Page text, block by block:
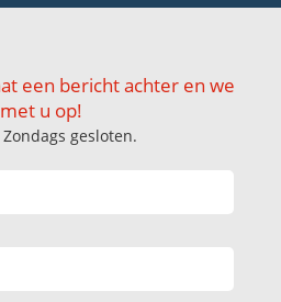
een bericht achter en we
u op!
gesloten.